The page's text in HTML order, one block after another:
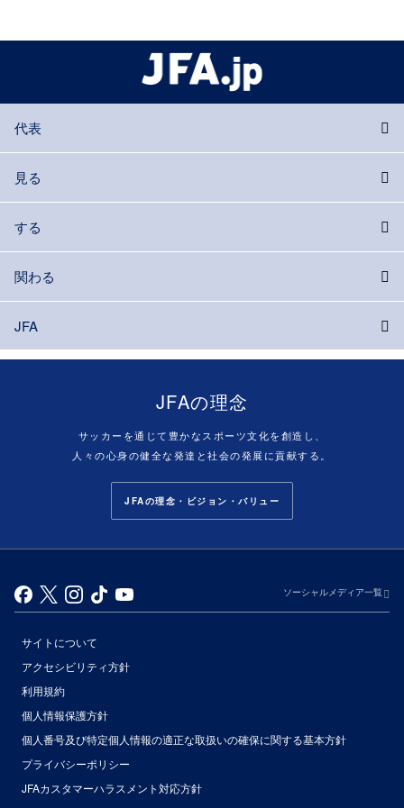
代表
見る
する
関わる
JFA
JFAの理念
サッカーを通じて豊かなスポーツ文化を創造し、
人々の心身の健全な発達と社会の発展に貢献する。
JFAの理念・ビジョン・バリュー
ソーシャルメディア一覧
サイトについて
アクセシビリティ方針
利用規約
個人情報保護方針
個人番号及び特定個人情報の適正な取扱いの確保に関する基本方針
プライバシーポリシー
JFAカスタマーハラスメント対応方針